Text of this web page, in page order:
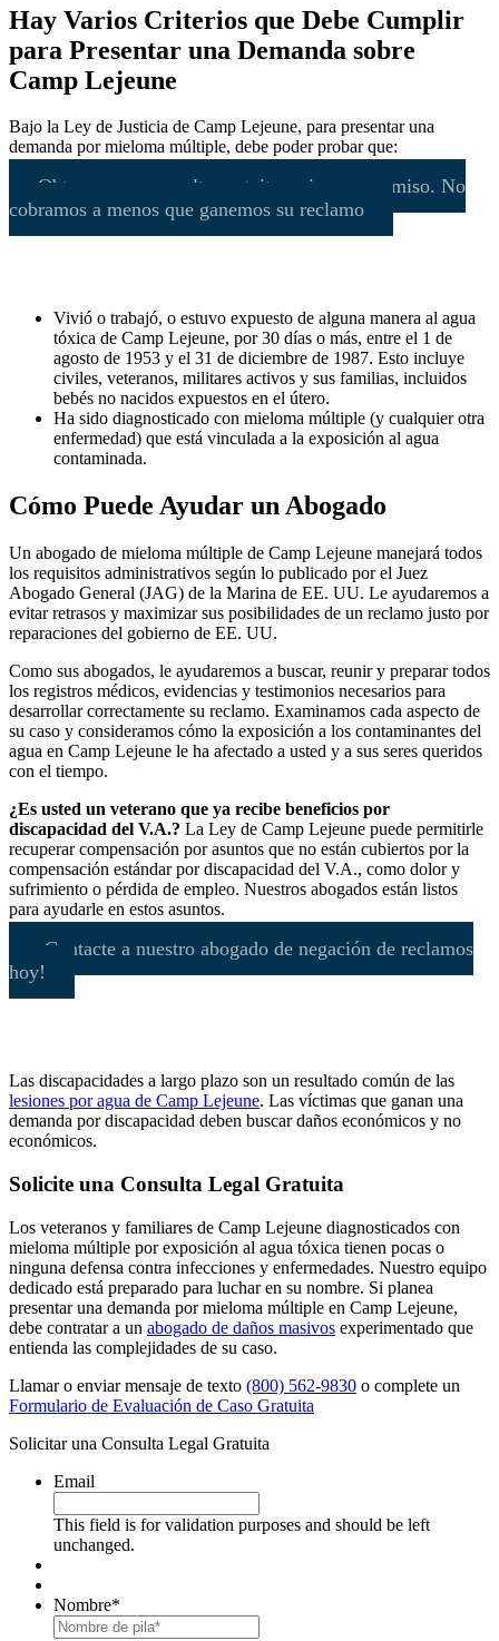
Hay Varios Criterios que Debe Cumplir
para Presentar una Demanda sobre
Camp Lejeune
Bajo la Ley de Justicia de Camp Lejeune, para presentar una
demanda por mieloma múltiple, debe poder probar que:
Obtenga una consulta gratuita y sin compromiso. No
cobramos a menos que ganemos su reclamo
Vivió o trabajó, o estuvo expuesto de alguna manera al agua
tóxica de Camp Lejeune, por 30 días o más, entre el 1 de
agosto de 1953 y el 31 de diciembre de 1987. Esto incluye
civiles, veteranos, militares activos y sus familias, incluidos
bebés no nacidos expuestos en el útero.
Ha sido diagnosticado con mieloma múltiple (y cualquier otra
enfermedad) que está vinculada a la exposición al agua
contaminada.
Cómo Puede Ayudar un Abogado
Un abogado de mieloma múltiple de Camp Lejeune manejará todos
los requisitos administrativos según lo publicado por el Juez
Abogado General (JAG) de la Marina de EE. UU. Le ayudaremos a
evitar retrasos y maximizar sus posibilidades de un reclamo justo por
reparaciones del gobierno de EE. UU.
Como sus abogados, le ayudaremos a buscar, reunir y preparar todos
los registros médicos, evidencias y testimonios necesarios para
desarrollar correctamente su reclamo. Examinamos cada aspecto de
su caso y consideramos cómo la exposición a los contaminantes del
agua en Camp Lejeune le ha afectado a usted y a sus seres queridos
con el tiempo.
¿Es usted un veterano que ya recibe beneficios por
discapacidad del V.A.? La Ley de Camp Lejeune puede permitirle
recuperar compensación por asuntos que no están cubiertos por la
compensación estándar por discapacidad del V.A., como dolor y
sufrimiento o pérdida de empleo. Nuestros abogados están listos
para ayudarle en estos asuntos.
¡Contacte a nuestro abogado de negación de reclamos
hoy!
Las discapacidades a largo plazo son un resultado común de las
lesiones por agua de Camp Lejeune. Las víctimas que ganan una
demanda por discapacidad deben buscar daños económicos y no
económicos.
Solicite una Consulta Legal Gratuita
Los veteranos y familiares de Camp Lejeune diagnosticados con
mieloma múltiple por exposición al agua tóxica tienen pocas o
ninguna defensa contra infecciones y enfermedades. Nuestro equipo
dedicado está preparado para luchar en su nombre. Si planea
presentar una demanda por mieloma múltiple en Camp Lejeune,
debe contratar a un abogado de daños masivos experimentado que
entienda las complejidades de su caso.
Llamar o enviar mensaje de texto (800) 562-9830 o complete un
Formulario de Evaluación de Caso Gratuita
Solicitar una Consulta Legal Gratuita
Email
This field is for validation purposes and should be left
unchanged.
Nombre*